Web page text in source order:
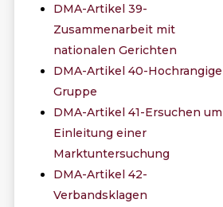
DMA-Artikel 39-
Zusammenarbeit mit
nationalen Gerichten
DMA-Artikel 40-Hochrangige
Gruppe
DMA-Artikel 41-Ersuchen um
Einleitung einer
Marktuntersuchung
DMA-Artikel 42-
Verbandsklagen